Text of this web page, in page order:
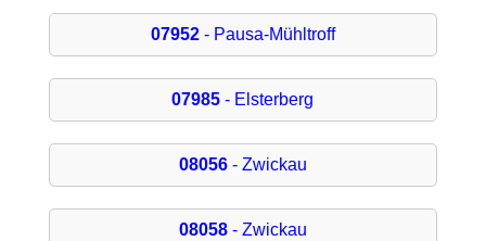
07952- Pausa-Mühltroff
07985 - Elsterberg
08056- Zwickau
08058- Zwickau